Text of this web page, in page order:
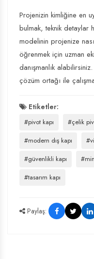
Projenizin kimliğine en
bulmak, teknik detaylar
modelinin projenize
öğrenmek için uzman
danışmanlık
çözüm ortağı ile
Etiketler:
#pivot kapı #çelik
#modern dış kapı
#güvenlikli kapı
#tasarım kapı
Paylaş: